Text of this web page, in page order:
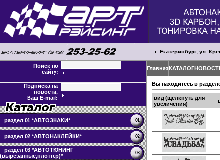
г. Екатеринбург, ул.
Поиск по
сайту:
Подписка на
новости,
Ваш E-mail:
раздел 01 *АВТОЗНАКИ* 01
раздел 02 *АВТОНАКЛЕЙКИ* 02
раздел 03 *АВТОТЮНИНГ
(вырезанные,плоттер)*
03
ГлавнаяКАТАЛОГ
Вы находитесь в
вид (щелкнуть для
увеличения)